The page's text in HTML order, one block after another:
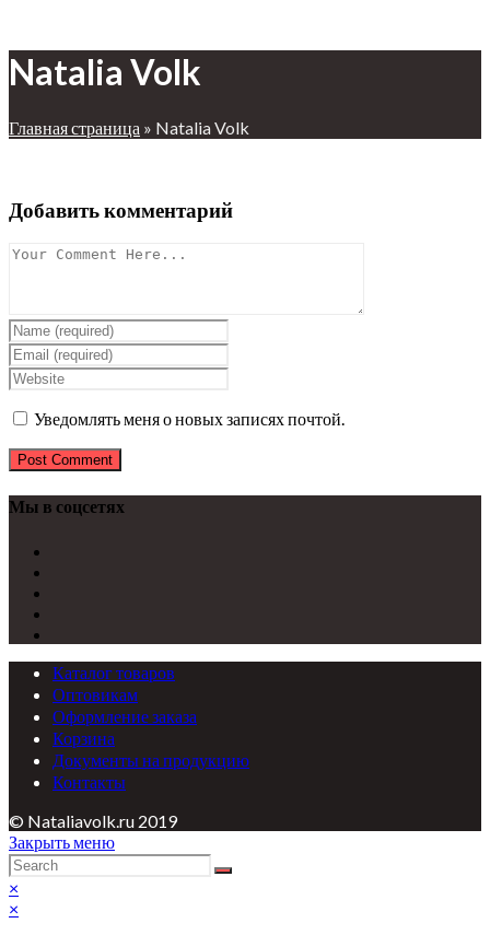
Natalia Volk
Главная страница » Natalia Volk
Добавить комментарий
Уведомлять меня о новых записях почтой.
Мы в соцсетях
Каталог товаров
Оптовикам
Оформление заказа
Корзина
Документы на продукцию
Контакты
© Nataliavolk.ru 2019
Закрыть меню
×
×